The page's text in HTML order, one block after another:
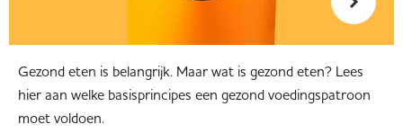
Gezond eten is belangrijk. Maar wat is gezond eten? Lees
hier aan welke basisprincipes een gezond voedingspatroon
moet voldoen.